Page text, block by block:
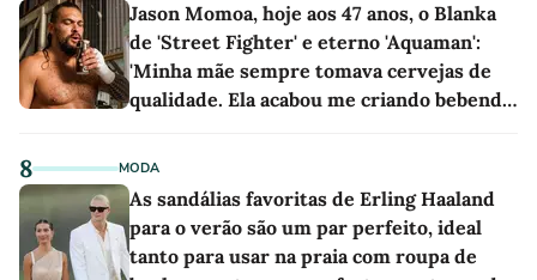
Jason Momoa, hoje aos 47 anos, o Blanka
de 'Street Fighter' e eterno 'Aquaman':
'Minha mãe sempre tomava cervejas de
qualidade. Ela acabou me criando bebendo
8 MODA
As sandálias favoritas de Erling Haaland
para o verão são um par perfeito, ideal
tanto para usar na praia com roupa de